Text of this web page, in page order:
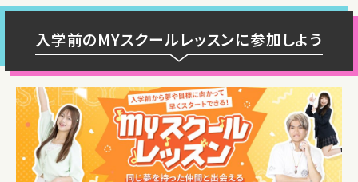
入学前のMYスクールレッスンに参加しよう